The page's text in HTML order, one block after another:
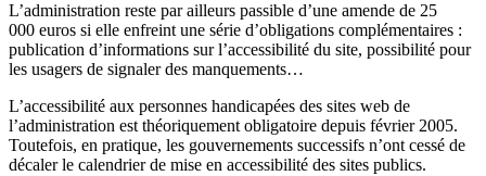
L’administration reste par ailleurs passible d’une amende de 25
000 euros si elle enfreint une série d’obligations complémentaires :
publication d’informations sur l’accessibilité du site, possibilité pour
les usagers de signaler des manquements…
L’accessibilité aux personnes handicapées des sites web de
l’administration est théoriquement obligatoire depuis février 2005.
Toutefois, en pratique, les gouvernements successifs n’ont cessé de
décaler le calendrier de mise en accessibilité des sites publics.